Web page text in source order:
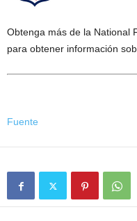
Obtenga más de la National
para obtener información
Fuente